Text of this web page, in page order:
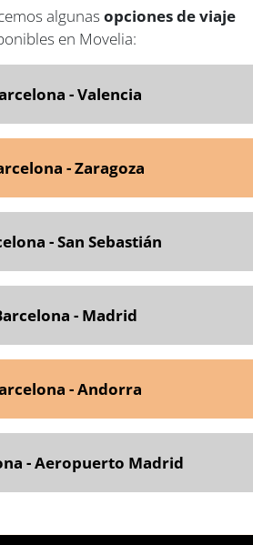
algunas opciones de viaje
en Movelia:
- Valencia
- Zaragoza
- San Sebastián
- Madrid
- Andorra
- Aeropuerto Madrid